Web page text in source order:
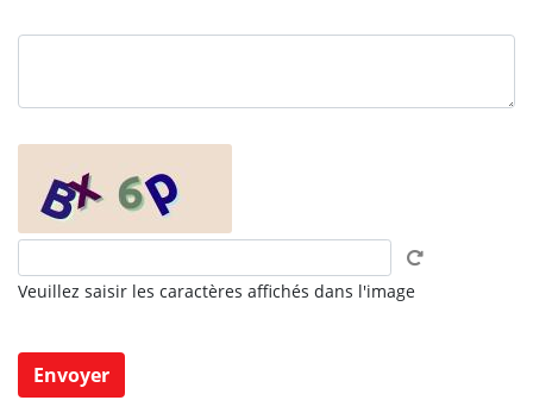
Veuillez saisir les caractères affichés dans l'image